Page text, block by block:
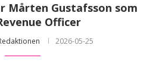
Mårten Gustafsson som
Officer
2026-05-25